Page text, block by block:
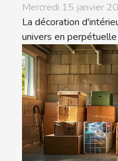
Mercredi 15 janvier
La décoration
univers en